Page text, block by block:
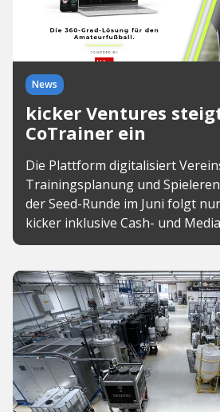
News
kicker Ventures
CoTrainer ein
Die Plattform digitalisiert
Trainingsplanung und
der Seed-Runde im Juni folgt
kicker inklusive Cash- und